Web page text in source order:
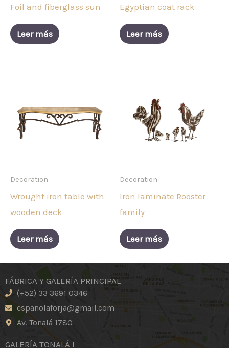
Foil and fiberglass sun
Leer más
Egyptian coat rack
Leer más
Decoration
Wrought iron table with
wooden deck
Leer más
Decoration
Iron laminate Rooster
family
Leer más
FÁBRICA Y GALERÍA PRINCIPAL
(+52) 33 3691 0346
espanolaforja@gmail.com
Av. Tonalá 1780
GALERÍA TONALÁ I